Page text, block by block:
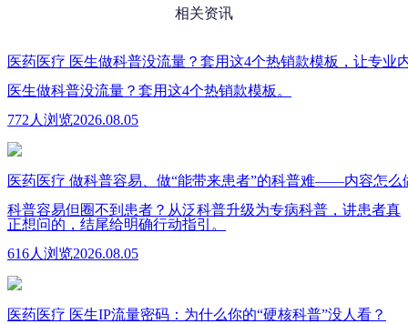
相关资讯
医药医疗 医生做科普没流量？套用这4个热销款模板，让专业
医生做科普没流量？套用这4个热销款模板。
772人浏览2026.08.05
医药医疗 做科普容易、做“能带来患者”的科普难——内容怎么
科普容易但圈不到患者？从泛科普升级为专病科普，讲患者真
正想问的，结尾给明确行动指引。
616人浏览2026.08.05
医药医疗 医生IP流量密码：为什么你的“硬核科普”没人看？